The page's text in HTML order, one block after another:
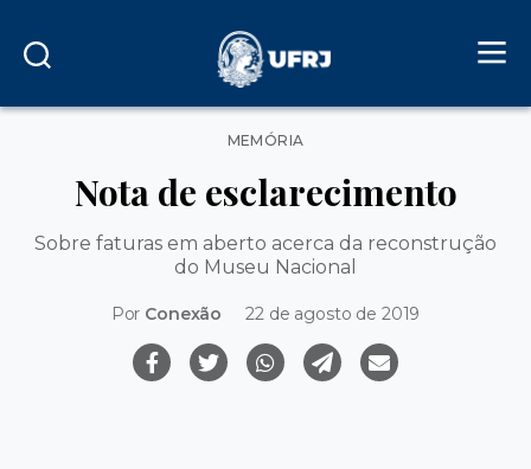
Categorias
MEMÓRIA
Nota de esclarecimento
Sobre faturas em aberto acerca da reconstrução
do Museu Nacional
Por Conexão 22 de agosto de 2019